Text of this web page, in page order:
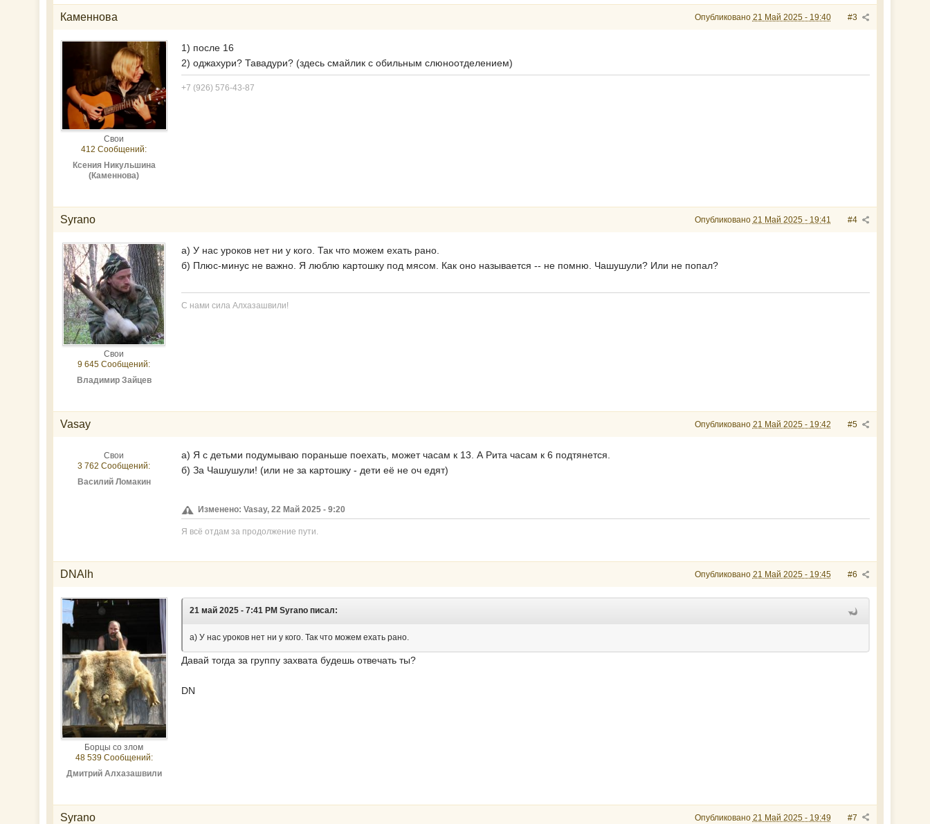
#3
Каменнова Опубликовано 21 Май 2025 - 19:40
Свои
412 Сообщений:
Ксения Никульшина
(Каменнова)
1) после 16
2) оджахури? Тавадури? (здесь смайлик с обильным слюноотделением)
+7 (926) 576-43-87
#4
Syrano Опубликовано 21 Май 2025 - 19:41
Свои
9 645 Сообщений:
Владимир Зайцев
а) У нас уроков нет ни у кого. Так что можем ехать рано.
б) Плюс-минус не важно. Я люблю картошку под мясом. Как оно называется -- не помню. Чашушули? Или не попал?
С нами сила Алхазашвили!
#5
Vasay Опубликовано 21 Май 2025 - 19:42
Свои
3 762 Сообщений:
Василий Ломакин
а) Я с детьми подумываю пораньше поехать, может часам к 13. А Рита часам к 6 подтянется.
б) За Чашушули! (или не за картошку - дети её не оч едят)
Изменено: Vasay, 22 Май 2025 - 9:20
Я всё отдам за продолжение пути.
#6
DNAlh Опубликовано 21 Май 2025 - 19:45
Борцы со злом
48 539 Сообщений:
Дмитрий Алхазашвили
21 май 2025 - 7:41 PM Syrano писал:
а) У нас уроков нет ни у кого. Так что можем ехать рано.
Давай тогда за группу захвата будешь отвечать ты?
DN
#7
Syrano Опубликовано 21 Май 2025 - 19:49